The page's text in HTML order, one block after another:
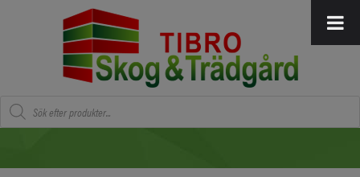
Produktsökning